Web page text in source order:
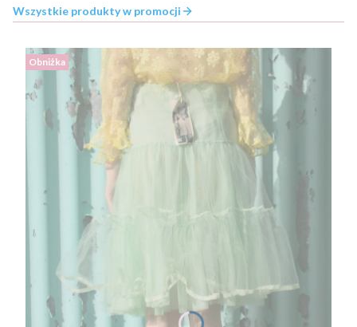
Wszystkie produkty w promocji
Obniżka